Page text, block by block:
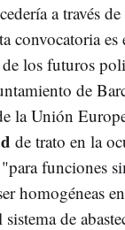
a través
es
los futuros
de
la Unión
de trato en la
funciones
homogéneas
de